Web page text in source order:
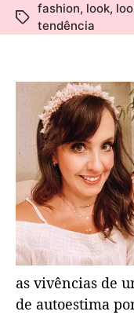
fashion, look,
tendência
as vivências de
de autoestima